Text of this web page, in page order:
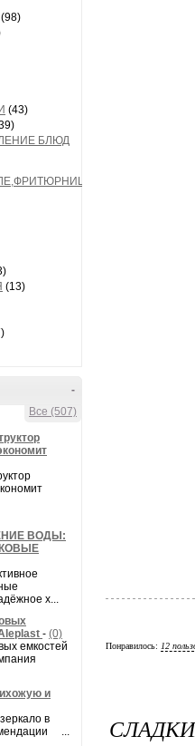
(98)
(43)
БЛЮД
(13)
-
Все (507)
ВОДЫ:
х...
- (0)
емкостей
и
в
...
Понравилось: 12